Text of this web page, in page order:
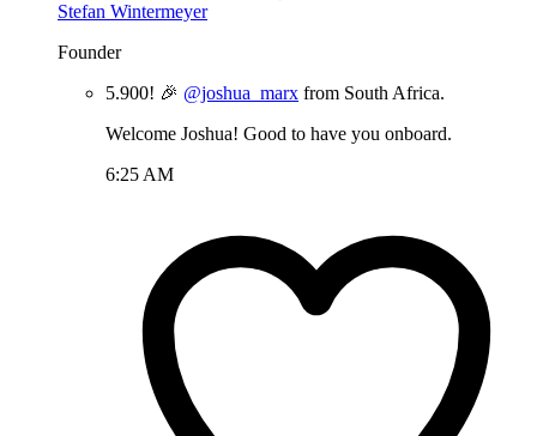
Stefan Wintermeyer
Founder
5.900! 🎉 @joshua_marx from South Africa.
Welcome Joshua! Good to have you onboard.
6:25 AM